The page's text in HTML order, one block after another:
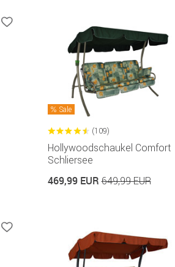
Sale
(109)
Hollywoodschaukel Comfort
Schliersee
469,99 EUR649,99 EUR